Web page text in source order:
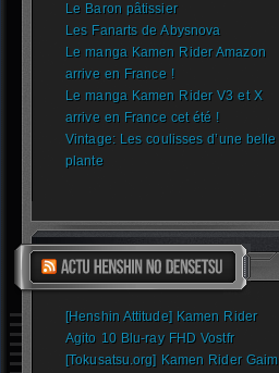
Le Baron pâtissier
Les Fanarts de Abysnova
Le manga Kamen Rider Amazon
arrive en France !
Le manga Kamen Rider V3 et X
arrive en France cet été !
Vintage: Les coulisses d’une belle
plante
[Henshin Attitude] Kamen Rider
Agito 10 Blu-ray FHD Vostfr
[Tokusatsu.org] Kamen Rider Gaim